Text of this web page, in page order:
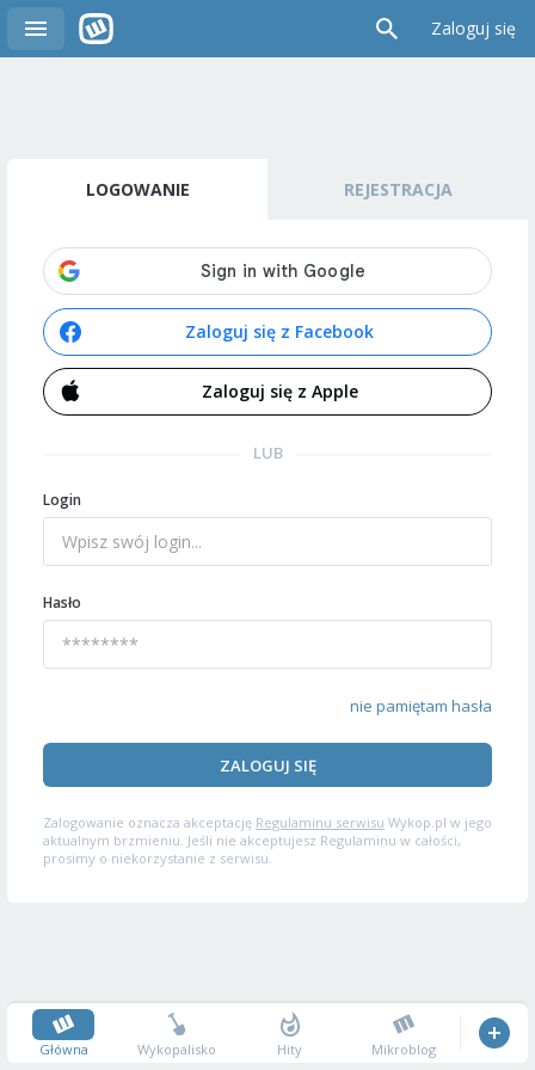
Zaloguj się
LOGOWANIE REJESTRACJA
Zaloguj się z Facebook
Zaloguj się z Apple
LUB
Login
Hasło
nie pamiętam hasła
ZALOGUJ SIĘ
Zalogowanie oznacza akceptację Regulaminu serwisu Wykop.pl w jego
aktualnym brzmieniu. Jeśli nie akceptujesz Regulaminu w całości,
prosimy o niekorzystanie z serwisu.
Główna Wykopalisko Hity Mikroblog